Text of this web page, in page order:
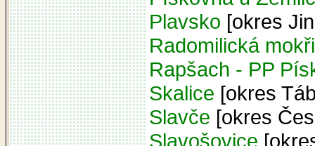
Plavsko [okres
Radomilická
Rapšach - PP
Skalice [okres
Slavče [okres
Slavošovice